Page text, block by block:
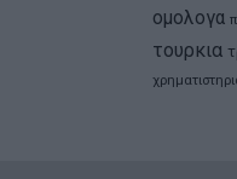
ομολογα
τουρκια